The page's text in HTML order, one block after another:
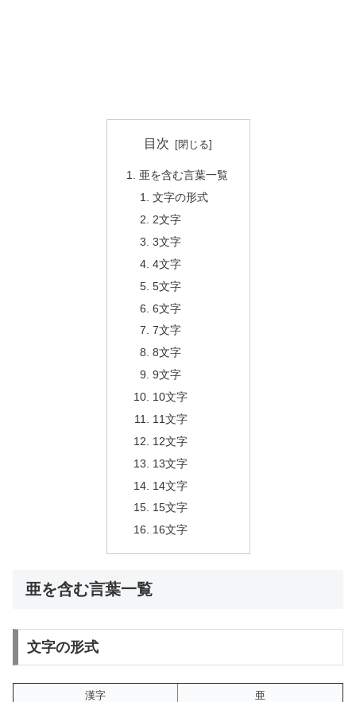
目次
亜を含む言葉一覧
文字の形式
2文字
3文字
4文字
5文字
6文字
7文字
8文字
9文字
10文字
11文字
12文字
13文字
14文字
15文字
16文字
亜を含む言葉一覧
文字の形式
漢字
亜